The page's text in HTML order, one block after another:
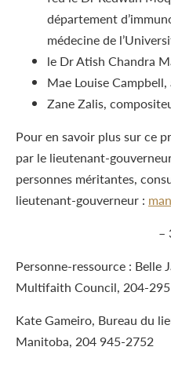
département
médecine de
le DrAtish Chandra
Mae Louise
Zane Zalis,
Pour en savoir plus sur ce
par le lieutenant-
personnes méritantes,
lieutenant-gouverneur :
–
Personne-ressource : Belle
Multifaith Council, 204-
Kate Gameiro, Bureau du
Manitoba, 204 945-2752